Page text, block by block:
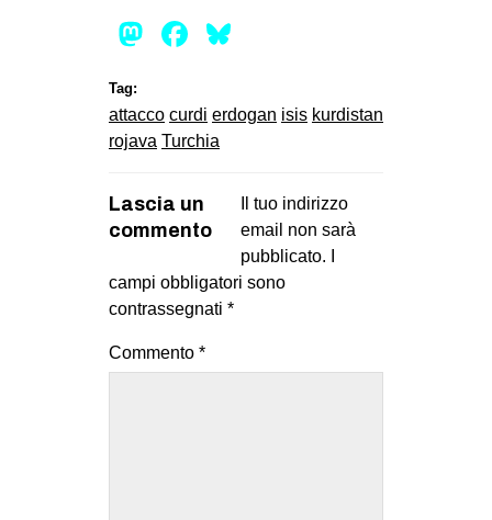
Mastodon
Facebook
Tag:
attacco curdi erdogan isis kurdistan
rojava Turchia
Lascia un
commento
Il tuo indirizzo
email non sarà
pubblicato.
campi obbligatori sono
contrassegnati *
Commento *